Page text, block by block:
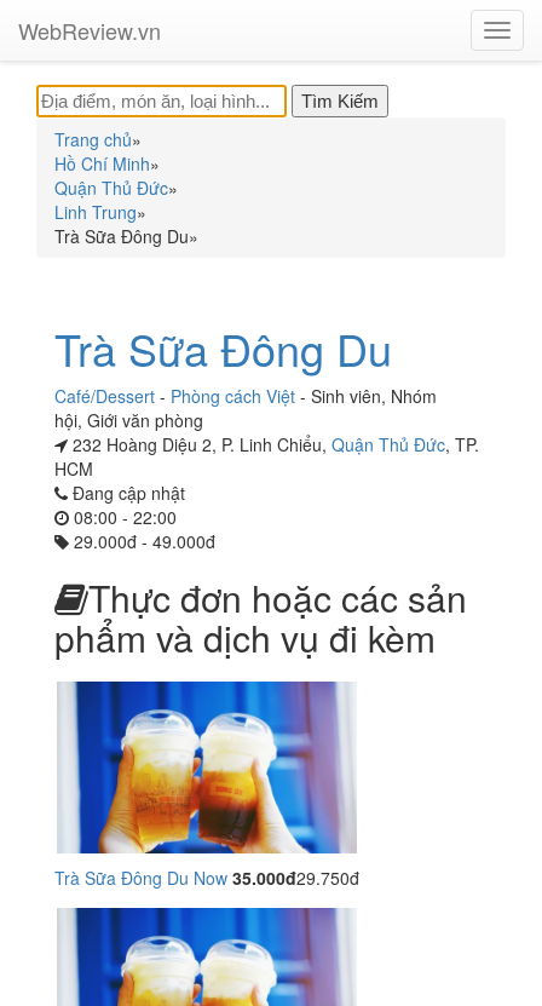
WebReview.vn
Trang chủ»
Hồ Chí Minh»
Quận Thủ Đức»
Linh Trung»
Trà Sữa Đông Du»
Trà Sữa Đông Du
Café/Dessert - Phòng cách Việt - Sinh viên, Nhóm
hội, Giới văn phòng
232 Hoàng Diệu 2, P. Linh Chiểu, Quận Thủ Đức, TP.
HCM
Đang cập nhật
08:00 - 22:00
29.000đ - 49.000đ
Thực đơn hoặc các sản
phẩm và dịch vụ đi kèm
Trà Sữa Đông Du Now 35.000đ29.750đ